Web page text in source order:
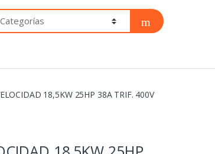
18,5KW 25HP 38A TRIF. 400V